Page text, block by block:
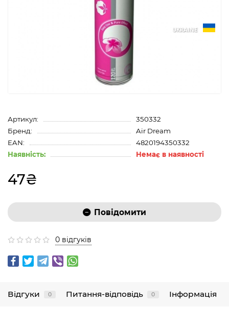
UKRAINE
Артикул:
350332
Бренд:
Air Dream
EAN:
4820194350332
Наявність:
Немає в наявності
47₴
Повідомити
0 відгуків
Відгуки 0 Питання-відповідь 0 Інформація